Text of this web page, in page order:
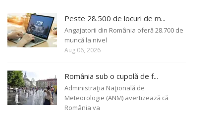
Peste 28.500 de locuri de m...
Angajatorii din România oferă 28.700 de
muncă la nivel
Aug 06, 2026
România sub o cupolă de f...
Administraţia Naţională de
Meteorologie (ANM) avertizează că
România va